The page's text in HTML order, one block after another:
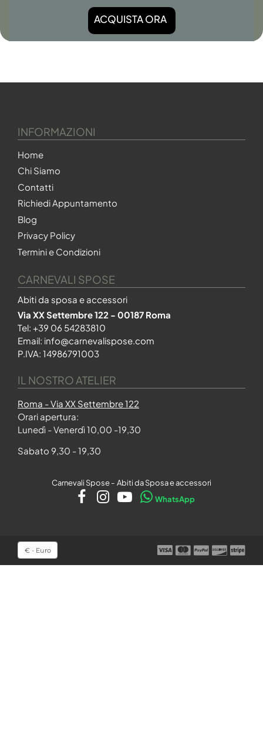
ACQUISTA ORA
INFORMAZIONI
Home
Chi Siamo
Contatti
Richiedi Appuntamento
Blog
Privacy Policy
Termini e Condizioni
CARNEVALI SPOSE
Abiti da sposa e accessori
Via XX Settembre 122 - 00187 Roma
Tel: +39 06 54283810
Email: info@carnevalispose.com
P.IVA: 14986791003
IL NOSTRO ATELIER
Roma - Via XX Settembre 122
Orari apertura:
Lunedì - Venerdì 10,00 -19,30
Sabato 9,30 - 19,30
Carnevali Spose - Abiti da Sposa e accessori
WhatsApp
Seleziona una valuta